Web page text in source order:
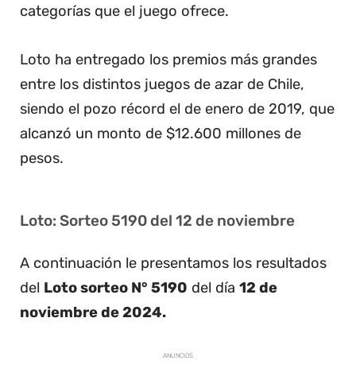
categorías que el juego ofrece.
Loto ha entregado los premios más grandes
entre los distintos juegos de azar de Chile,
siendo el pozo récord el de enero de 2019, que
alcanzó un monto de $12.600 millones de
pesos.
Loto: Sorteo 5190 del 12 de noviembre
A continuación le presentamos los resultados
del Loto sorteo N° 5190 del día 12 de
noviembre de 2024.
ANUNCIOS